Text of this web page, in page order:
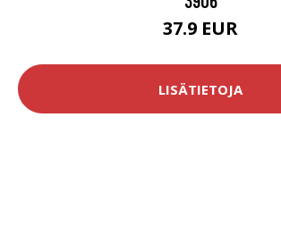
37.9 EUR
LISÄTIETOJA